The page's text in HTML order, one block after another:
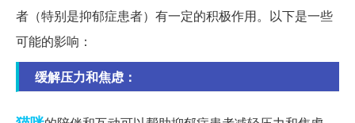
者（特别是抑郁症患者）有一定的积极作用。以下是一些
可能的影响：
缓解压力和焦虑：